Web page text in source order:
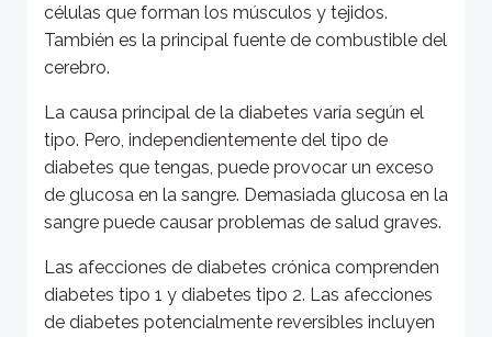
células que forman los músculos y tejidos.
También es la principal fuente de combustible del
cerebro.
La causa principal de la diabetes varía según el
tipo. Pero, independientemente del tipo de
diabetes que tengas, puede provocar un exceso
de glucosa en la sangre. Demasiada glucosa en la
sangre puede causar problemas de salud graves.
Las afecciones de diabetes crónica comprenden
diabetes tipo 1 y diabetes tipo 2. Las afecciones
de diabetes potencialmente reversibles incluyen